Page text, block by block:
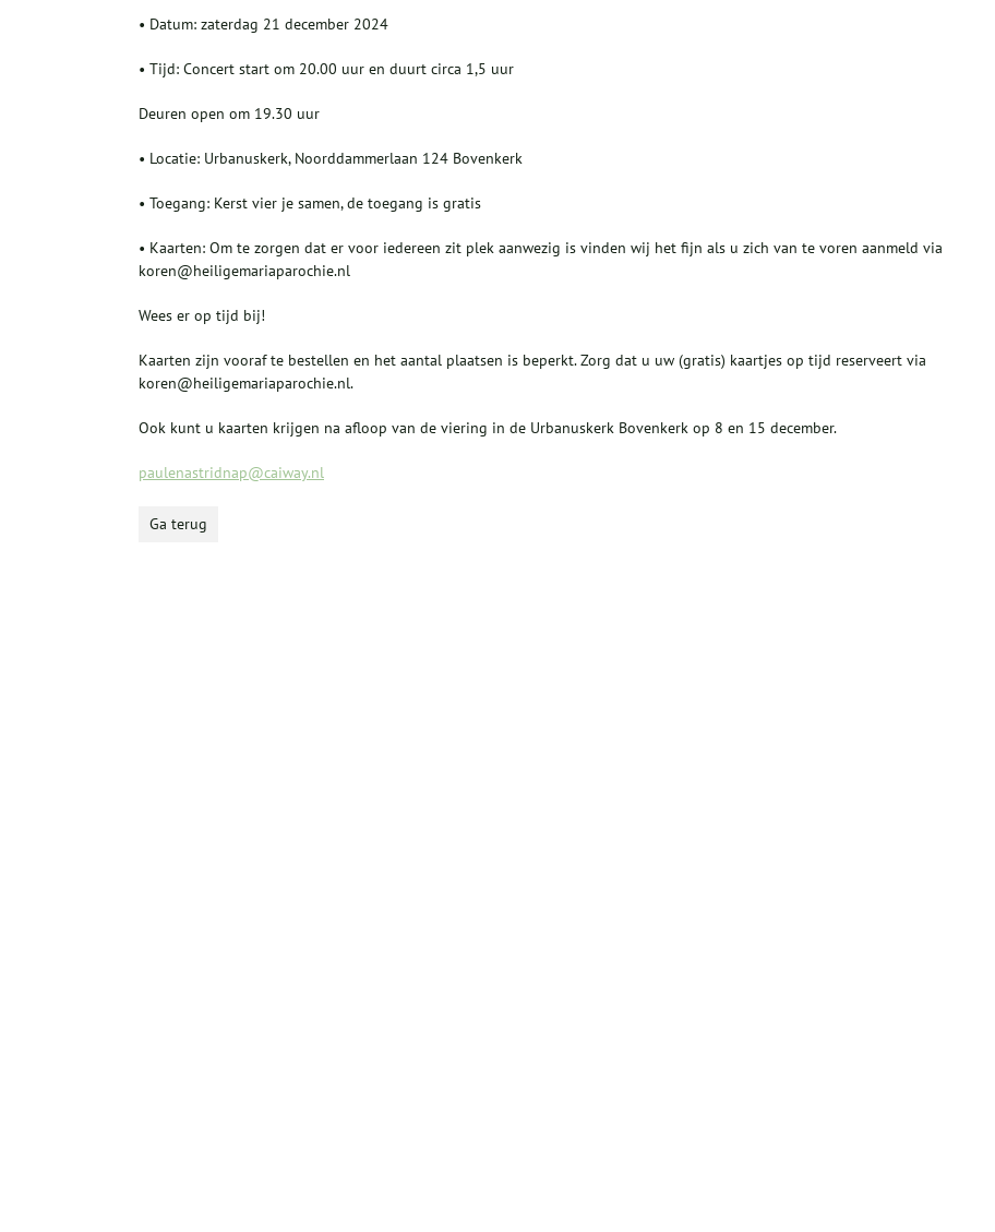
• Datum: zaterdag 21 december 2024
• Tijd: Concert start om 20.00 uur en duurt circa 1,5 uur
Deuren open om 19.30 uur
• Locatie: Urbanuskerk, Noorddammerlaan 124 Bovenkerk
• Toegang: Kerst vier je samen, de toegang is gratis
• Kaarten: Om te zorgen dat er voor iedereen zit plek aanwezig is vinden wij het fijn als u zich van te voren aanmeld via
koren@heiligemariaparochie.nl
Wees er op tijd bij!
Kaarten zijn vooraf te bestellen en het aantal plaatsen is beperkt. Zorg dat u uw (gratis) kaartjes op tijd reserveert via
koren@heiligemariaparochie.nl.
Ook kunt u kaarten krijgen na afloop van de viering in de Urbanuskerk Bovenkerk op 8 en 15 december.
paulenastridnap@caiway.nl
Ga terug